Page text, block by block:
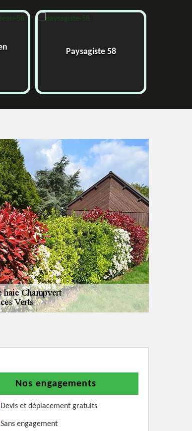
Paysagiste 58
Nos engagements
Devis et déplacement gratuits
Sans engagement